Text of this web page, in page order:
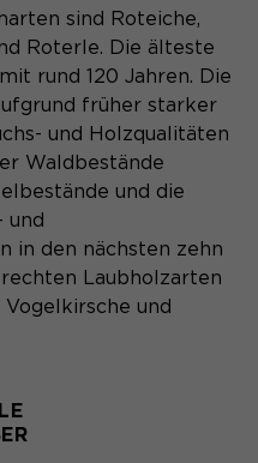
teilt der Webseite mit,
im Typo3-Backend
und die Rechte besitzt
des Besuchers.
ID, ohne
Daten.
sind Roteiche,
Roterle. Die älteste
rund 120 Jahren. Die
früher starker
und Holzqualitäten
Waldbestände
und die
und
in den nächsten zehn
Laubholzarten
Vogelkirsche und